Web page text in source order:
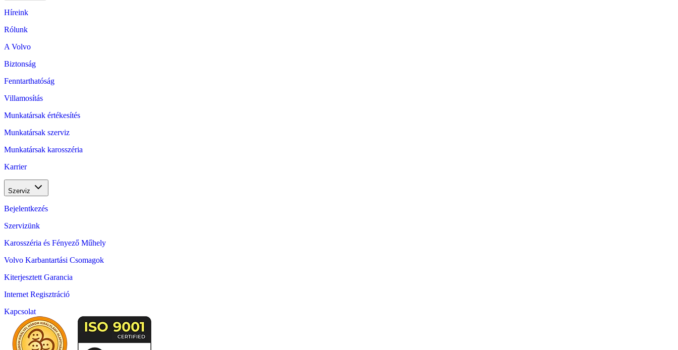
Híreink
Rólunk
A Volvo
Biztonság
Fenntarthatóság
Villamosítás
Munkatársak értékesítés
Munkatársak szerviz
Munkatársak karosszéria
Karrier
Szerviz
Bejelentkezés
Szervizünk
Karosszéria és Fényező Műhely
Volvo Karbantartási Csomagok
Kiterjesztett Garancia
Internet Regisztráció
Kapcsolat